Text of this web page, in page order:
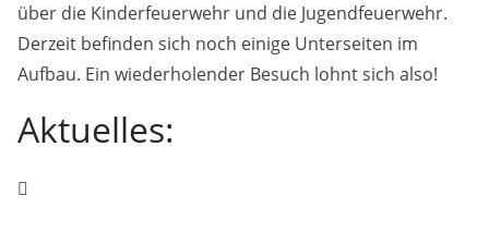
über die Kinderfeuerwehr und die Jugendfeuerwehr.
Derzeit befinden sich noch einige Unterseiten im
Aufbau. Ein wiederholender Besuch lohnt sich also!
Aktuelles: